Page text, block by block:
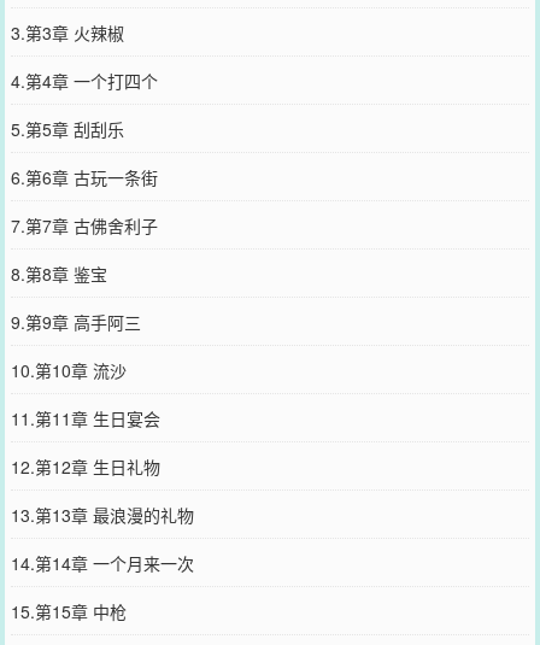
3.第3章 火辣椒
4.第4章 一个打四个
5.第5章 刮刮乐
6.第6章 古玩一条街
7.第7章 古佛舍利子
8.第8章 鉴宝
9.第9章 高手阿三
10.第10章 流沙
11.第11章 生日宴会
12.第12章 生日礼物
13.第13章 最浪漫的礼物
14.第14章 一个月来一次
15.第15章 中枪